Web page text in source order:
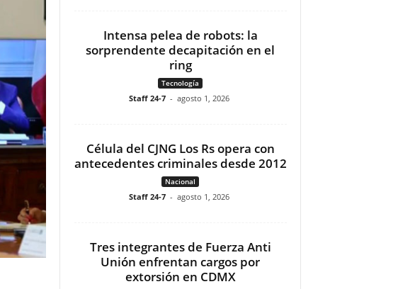
Intensa pelea de robots: la
sorprendente decapitación en el
ring
Tecnología
Staff 24-7 - agosto 1, 2026
Célula del CJNG Los Rs opera con
antecedentes criminales desde 2012
Nacional
Staff 24-7 - agosto 1, 2026
Tres integrantes de Fuerza Anti
Unión enfrentan cargos por
extorsión en CDMX